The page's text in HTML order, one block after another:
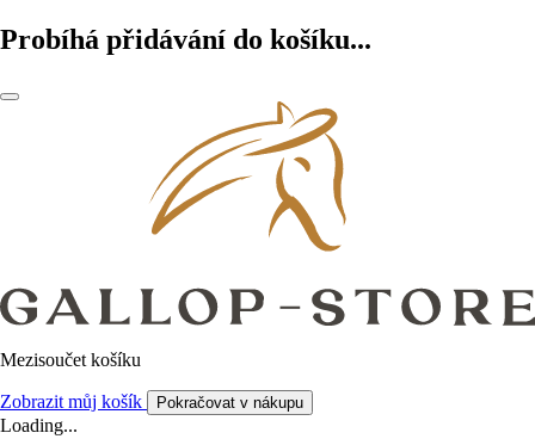
Probíhá přidávání do košíku...
Mezisoučet košíku
Zobrazit můj košík Pokračovat v nákupu
Loading...